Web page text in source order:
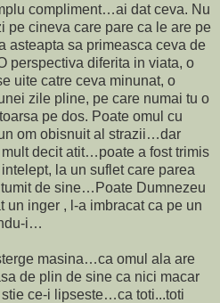
compliment…ai dat ceva. Nu
pe cineva care pare ca le are pe
asteapta sa primeasca ceva de
perspectiva diferita in viata, o
uite catre ceva minunat, o
zile pline, pe care numai tu o
pe dos. Poate omul cu
om obisnuit al strazii…dar
decit atit…poate a fost trimis
la un suflet care parea
de sine…Poate Dumnezeu
un inger , l-a imbracat ca pe un
i…
masina…ca omul ala are
de plin de sine ca nici macar
ce-i lipseste…ca toti...toti